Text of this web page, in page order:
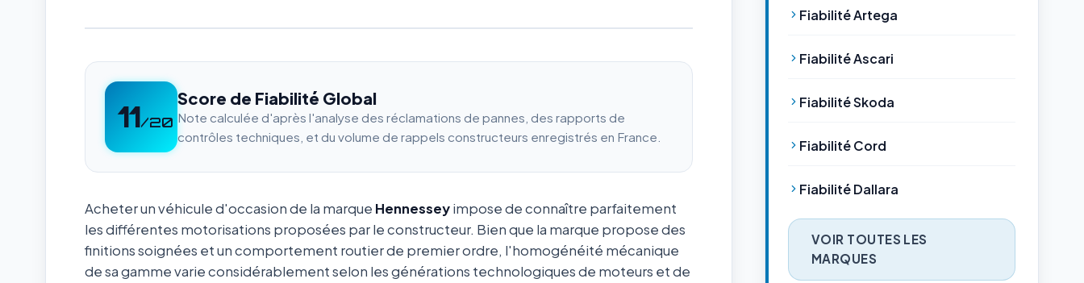
11/20
Score de Fiabilité Global
Note calculée d'après l'analyse des réclamations de pannes, des rapports de
contrôles techniques, et du volume de rappels constructeurs enregistrés en France.
Acheter un véhicule d'occasion de la marque Hennesseyimpose de connaître parfaitement
les différentes motorisations proposées par le constructeur. Bien que la marque propose des
finitions soignées et un comportement routier de premier ordre, l'homogénéité mécanique
de sa gamme varie considérablement selon les générations technologiques de moteurs et de
Fiabilité Artega
Fiabilité Ascari
Fiabilité Skoda
Fiabilité Cord
Fiabilité Dallara
VOIR TOUTES LES
MARQUES